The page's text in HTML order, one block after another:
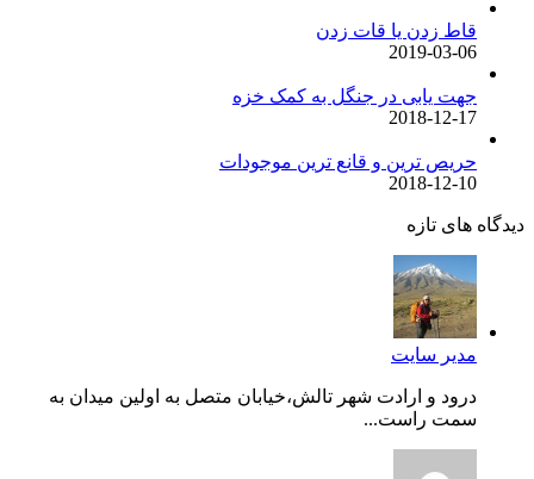
قاط زدن یا قات زدن
2019-03-06
جهت یابی در جنگل به کمک خزه
2018-12-17
حریص ترین و قانع ترین موجودات
2018-12-10
دیدگاه های تازه
مدیر سایت
درود و ارادت شهر تالش،خیابان متصل به اولین میدان به
سمت راست...